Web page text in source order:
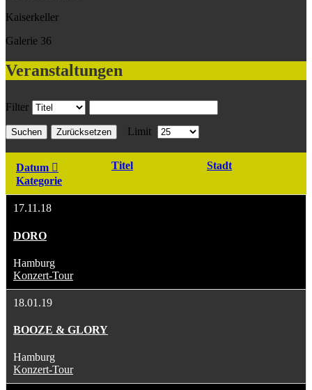
Kaiserkeller
Galerie 36
Veranstaltungen
Filter
Suchen Zurücksetzen Limit
Datum Titel
Stadt
Kategorie
17.11.18
DORO
Hamburg
Konzert-Tour
18.01.19
BOOZE & GLORY
Hamburg
Konzert-Tour